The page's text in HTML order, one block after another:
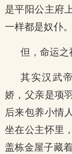
是平阳公主府
一样都是奴仆。
但，命运之
其实汉武
娇，父亲是项
后来包养小情
坐在公主怀里
盖栋金屋子藏